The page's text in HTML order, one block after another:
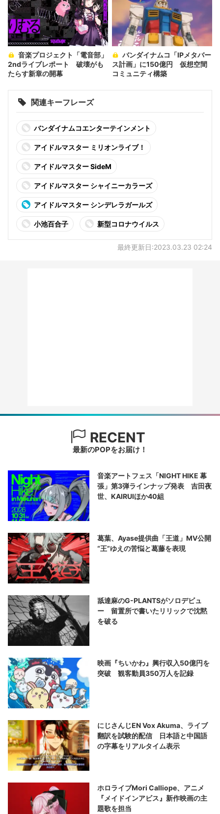
2ndライブレポート 破壊がも
たらす新章の開幕
ス計画」に150億円 仮想空間
コミュニティ構築
関連キーフレーズ
バンダイナムコエンターテインメント
アイドルマスター ミリオンライブ！
アイドルマスター SideM
アイドルマスター シャイニーカラーズ
アイドルマスター シンデレラガールズ
小池百合子 新型コロナウイルス
最終更新日:2023.03.23 02:24
RECENT
最新のPOPをお届け！
音楽アートフェス「NIGHT HIKE 幕
張」第3弾ラインナップ発表 吉田夜
世、KAIRUIほか40組
葛葉、Ayase提供曲「王道」MV公開
“王”ゆえの苦悩と葛藤を表現
舐達麻のG-PLANTSがソロデビュ
ー 留置所で書いたリリックで沈黙
を破る
映画『ちいかわ』興行収入50億円を
突破 観客動員350万人を記録
にじさんじEN Vox Akuma、ライブ
翻訳を試験的配信 日本語と中国語
の字幕をリアルタイム表示
ホロライブMori Calliope、アニメ
『メイドインアビス』新作映画の主
題歌を担当